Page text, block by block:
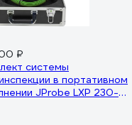
₽
системы
в портативном
JProbe LXP 230-
диаметр 23.0 мм, длина
JLXPSP2304000